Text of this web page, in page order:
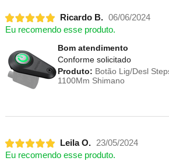
Ricardo B. 06/06/2024
Eu recomendo esse produto.
Bom atendimento
Conforme solicitado
Produto: Botão Lig/Desl
1100Mm Shimano
Leila O. 23/05/2024
Eu recomendo esse produto.